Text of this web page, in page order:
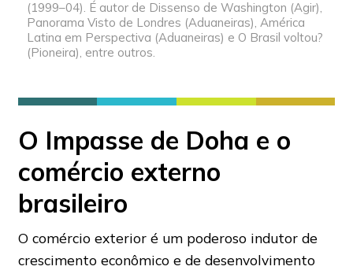
(1999–04). É autor de Dissenso de Washington (Agir),
Panorama Visto de Londres (Aduaneiras), América
Latina em Perspectiva (Aduaneiras) e O Brasil voltou?
(Pioneira), entre outros.
O Impasse de Doha e o
comércio externo
brasileiro
O comércio exterior é um poderoso indutor de
crescimento econômico e de desenvolvimento